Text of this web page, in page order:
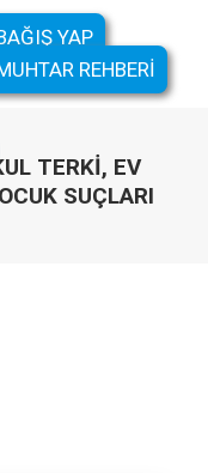
YAP
REHBERİ
TERKI, EV
SUÇLARI